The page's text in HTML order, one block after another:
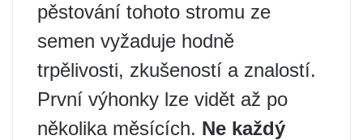
pěstování tohoto stromu ze
semen vyžaduje hodně
trpělivosti, zkušeností a znalostí.
První výhonky lze vidět až po
několika měsících. Ne každý